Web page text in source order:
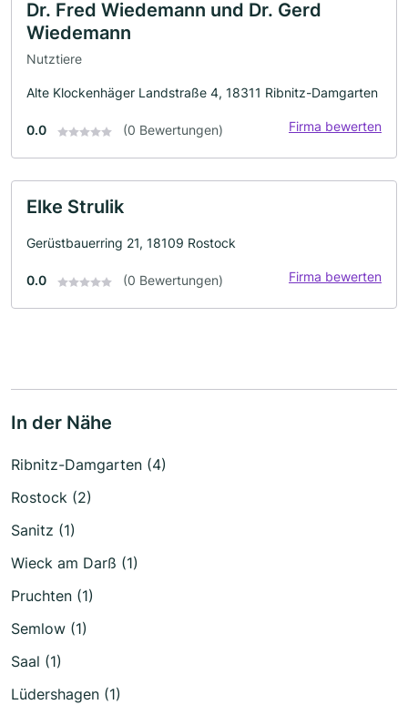
Dr. Fred Wiedemann und Dr. Gerd
Wiedemann
Nutztiere
Alte Klockenhäger Landstraße 4, 18311 Ribnitz-Damgarten
0.0 (0 Bewertungen) Firma bewerten
Elke Strulik
Gerüstbauerring 21, 18109 Rostock
0.0 (0 Bewertungen) Firma bewerten
In der Nähe
Ribnitz-Damgarten (4)
Rostock (2)
Sanitz (1)
Wieck am Darß (1)
Pruchten (1)
Semlow (1)
Saal (1)
Lüdershagen (1)